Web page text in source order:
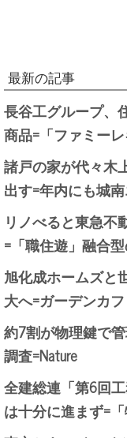
最新の記事
長谷工グループ、
商品=「ファミー
諸戸の家が代々木
出す=年内にも城
リノべると東急不
=「職住遊」融合
旭化成ホームズと
大へ=ガーデンカ
約7割が物理鍵で
調査=Nature
全建総連「第6回
は十分に進まず=